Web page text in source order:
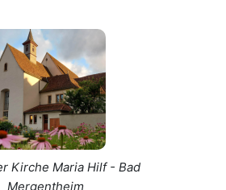
Kirche Maria Hilf - Bad
Mergentheim